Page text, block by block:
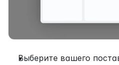
Выберите вашего